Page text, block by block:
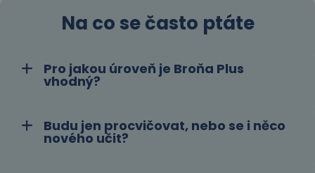
Na co se často ptáte
Pro jakou úroveň je Broňa Plus
vhodný?
Budu jen procvičovat, nebo se i něco
nového učit?